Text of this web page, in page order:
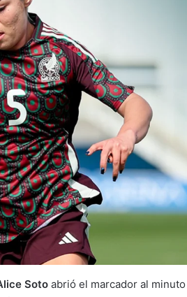
Soto abrió el marcador al